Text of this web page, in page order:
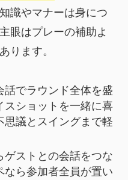
識やマナーは身につ
眼はプレーの補助よ
ります。
話でラウンド全体を盛
スショットを一緒に喜
思議とスイングまで軽
ゲストとの会話をつな
なら参加者全員が置い